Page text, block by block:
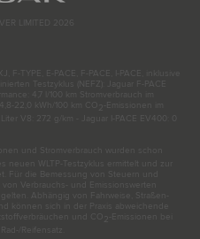
LIMITED 2026
TYPE, E-PACE, F-PACE, I-PACE, inklusive
Testzyklus (NEFZ): Jaguar F-PACE
4,7 l/100 km Stromverbrauch im
22,0 kWh/100 km CO 2
V8: 272 g/km - Jaguar I-PACE EV400: 0
und Stromverbrauch wurden schon
neuen WLTP-Testzyklus ermittelt und zur
Für die Bemessung von Steuern und
Verbrauchs- und Emissionswerten
Abhängig von Fahrweise, Straßen-
können sich in der Praxis abweichende
und CO 2
Reifensatz.